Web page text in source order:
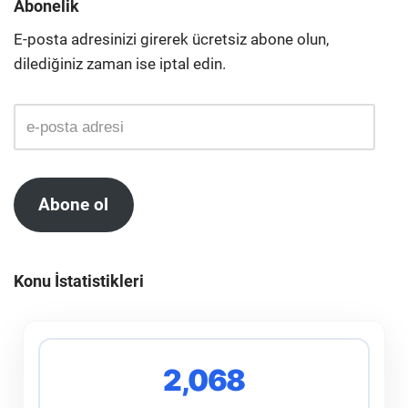
Abonelik
E-posta adresinizi girerek ücretsiz abone olun,
dilediğiniz zaman ise iptal edin.
Abone ol
Konu İstatistikleri
2,068